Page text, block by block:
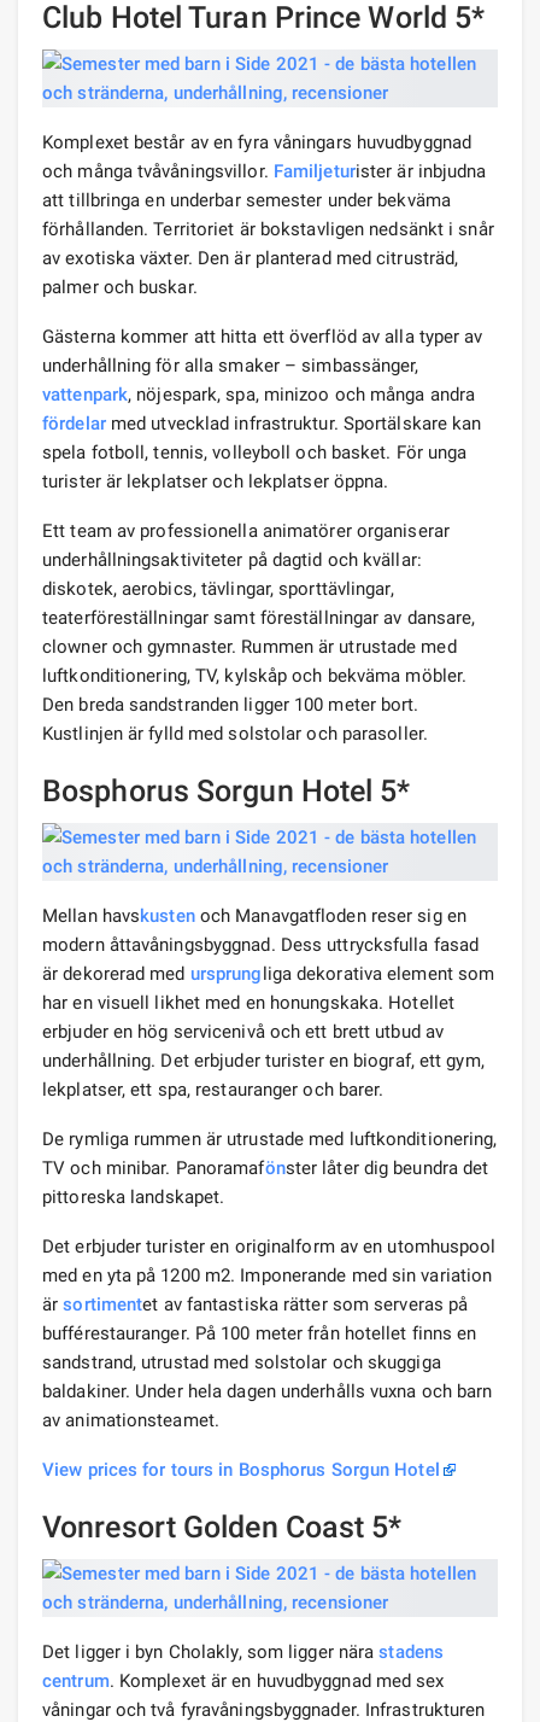
Club Hotel Turan Prince World 5*
Komplexet består av en fyra våningars huvudbyggnad
och många tvåvåningsvillor. Familjeturister är inbjudna
att tillbringa en underbar semester under bekväma
förhållanden. Territoriet är bokstavligen nedsänkt i snår
av exotiska växter. Den är planterad med citrusträd,
palmer och buskar.
Gästerna kommer att hitta ett överflöd av alla typer av
underhållning för alla smaker – simbassänger,
vattenpark, nöjespark, spa, minizoo och många andra
fördelarmed utvecklad infrastruktur. Sportälskare kan
spela fotboll, tennis, volleyboll och basket. För unga
turister är lekplatser och lekplatser öppna.
Ett team av professionella animatörer organiserar
underhållningsaktiviteter på dagtid och kvällar:
diskotek, aerobics, tävlingar, sporttävlingar,
teaterföreställningar samt föreställningar av dansare,
clowner och gymnaster. Rummen är utrustade med
luftkonditionering, TV, kylskåp och bekväma möbler.
Den breda sandstranden ligger 100 meter bort.
Kustlinjen är fylld med solstolar och parasoller.
Bosphorus Sorgun Hotel 5*
Mellan havskustenoch Manavgatfloden reser sig en
modern åttavåningsbyggnad. Dess uttrycksfulla fasad
är dekorerad med ursprungliga dekorativa element som
har en visuell likhet med en honungskaka. Hotellet
erbjuder en hög servicenivå och ett brett utbud av
underhållning. Det erbjuder turister en biograf, ett gym,
lekplatser, ett spa, restauranger och barer.
De rymliga rummen är utrustade med luftkonditionering,
TV och minibar. Panoramafönster låter dig beundra det
pittoreska landskapet.
Det erbjuder turister en originalform av en utomhuspool
med en yta på 1200 m2. Imponerande med sin variation
ärsortimentet av fantastiska rätter som serveras på
bufférestauranger. På 100 meter från hotellet finns en
sandstrand, utrustad med solstolar och skuggiga
baldakiner. Under hela dagen underhålls vuxna och barn
av animationsteamet.
View prices for tours in Bosphorus Sorgun Hotel
Vonresort Golden Coast 5*
Det ligger i byn Cholakly, som ligger närastadens
centrum. Komplexet är en huvudbyggnad med sex
våningar och två fyravåningsbyggnader. Infrastrukturen